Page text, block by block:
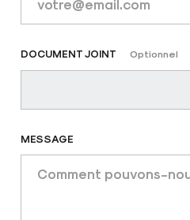
DOCUMENT JOINT Optionnel
MESSAGE